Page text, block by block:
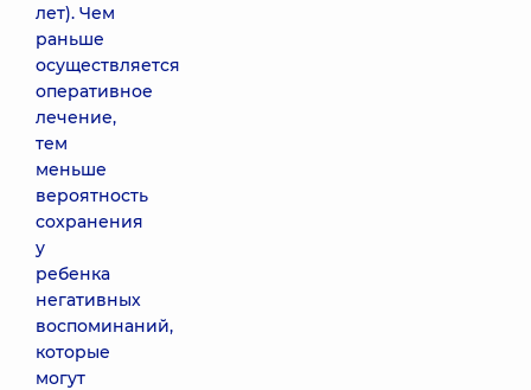
лет). Чем
раньше
осуществляется
оперативное
лечение,
тем
меньше
вероятность
сохранения
у
ребенка
негативных
воспоминаний,
которые
могут